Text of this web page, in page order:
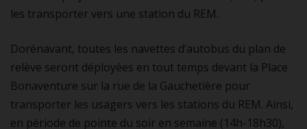
les transporter vers une station du REM.
Dorénavant, toutes les navettes d’autobus du plan de
relève seront déployées en tout temps devant la Place
Bonaventure sur la rue de la Gauchetière pour
transporter les usagers vers les stations du REM. Ainsi,
en période de pointe du soir en semaine (14h-18h30),